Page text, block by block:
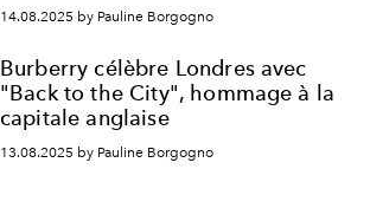
14.08.2025 by Pauline Borgogno
Burberry célèbre Londres avec
"Back to the City", hommage à la
capitale anglaise
13.08.2025 by Pauline Borgogno